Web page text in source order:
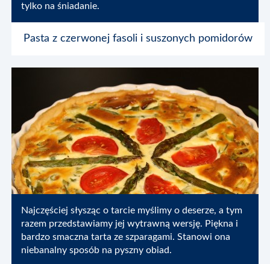
tylko na śniadanie.
Pasta z czerwonej fasoli i suszonych pomidorów
Najczęściej słysząc o tarcie myślimy o deserze, a tym
razem przedstawiamy jej wytrawną wersję. Piękna i
bardzo smaczna tarta ze szparagami. Stanowi ona
niebanalny sposób na pyszny obiad.